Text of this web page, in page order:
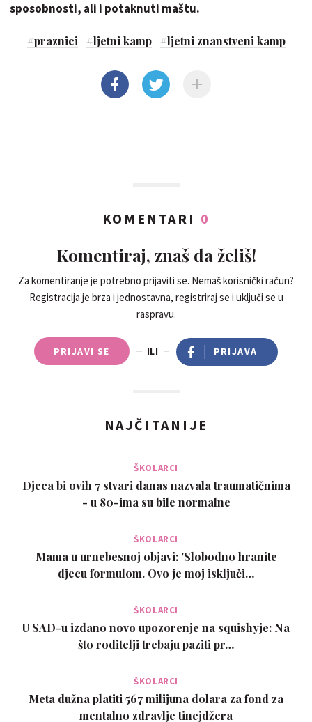
sposobnosti, ali i potaknuti maštu.
#praznici #ljetni kamp #ljetni znanstveni kamp
KOMENTARI 0
Komentiraj, znaš da želiš!
Za komentiranje je potrebno prijaviti se. Nemaš korisnički račun?
Registracija je brza i jednostavna, registriraj se i uključi se u
raspravu.
PRIJAVI SE ILI PRIJAVA
NAJČITANIJE
ŠKOLARCI
Djeca bi ovih 7 stvari danas nazvala traumatičnima
- u 80-ima su bile normalne
ŠKOLARCI
Mama u urnebesnoj objavi: 'Slobodno hranite
djecu formulom. Ovo je moj isključi…
ŠKOLARCI
U SAD-u izdano novo upozorenje na squishyje: Na
što roditelji trebaju paziti pr…
ŠKOLARCI
Meta dužna platiti 567 milijuna dolara za fond za
mentalno zdravlje tinejdžera